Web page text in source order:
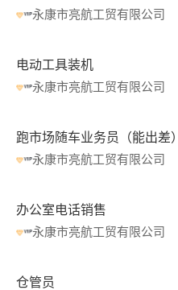
永康市亮航工贸有限公司
电动工具装机
永康市亮航工贸有限公司
跑市场随车业务员（能出差）
永康市亮航工贸有限公司
办公室电话销售
永康市亮航工贸有限公司
仓管员